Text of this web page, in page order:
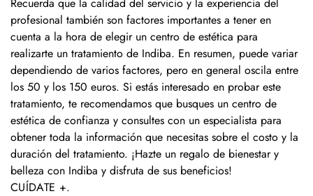
profesional también son factores importantes a tener en
cuenta a la hora de elegir un centro de estética para
realizarte un tratamiento de Indiba. En resumen, puede variar
dependiendo de varios factores, pero en general oscila entre
los 50 y los 150 euros. Si estás interesado en probar este
tratamiento, te recomendamos que busques un centro de
estética de confianza y consultes con un especialista para
obtener toda la información que necesitas sobre el costo y la
duración del tratamiento. ¡Hazte un regalo de bienestar y
belleza con Indiba y disfruta de sus beneficios!
CUÍDATE +.